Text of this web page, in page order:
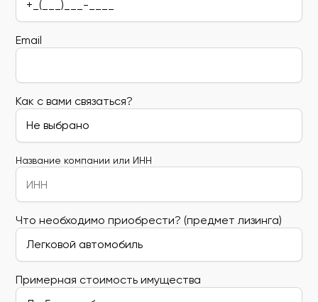
Email
Как с вами связаться?
Название компании или ИНН
Что необходимо приобрести? (предмет лизинга)
Примерная стоимость имущества